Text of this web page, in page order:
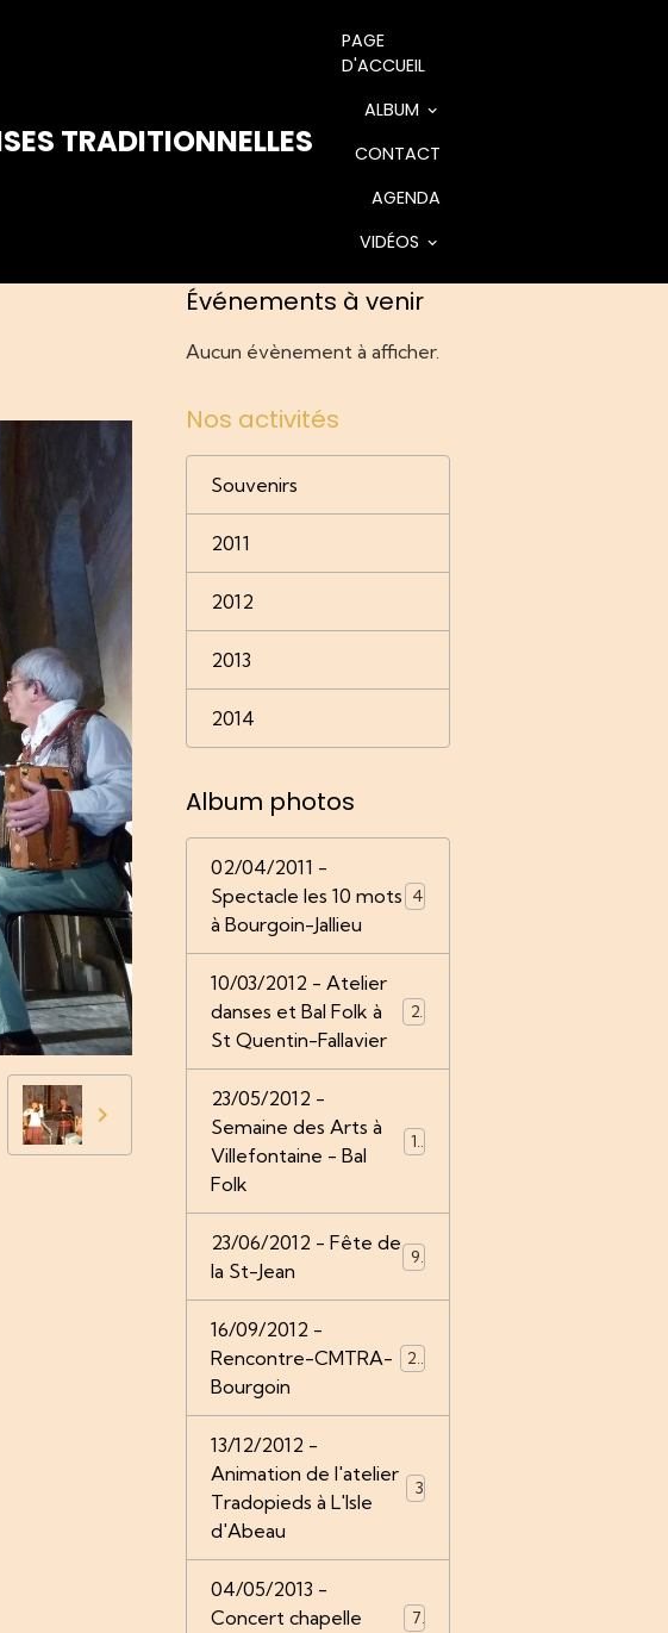
TRADITIONNELLES
PAGE
D'ACCUEIL
ALBUM
CONTACT
AGENDA
VIDÉOS
Événements à venir
Aucun évènement à afficher.
Nos activités
Souvenirs
2011
2012
2013
2014
Album photos
02/04/2011 -
Spectacle les 10 mots
à Bourgoin-Jallieu
10/03/2012 - Atelier
danses et Bal Folk à
St Quentin-Fallavier
22
23/05/2012 -
Semaine des Arts à
Villefontaine - Bal
Folk
12
23/06/2012 - Fête de
la St-Jean
9
16/09/2012 -
Rencontre-CMTRA-
Bourgoin
26
13/12/2012 -
Animation de l'atelier
Tradopieds à L'Isle
d'Abeau
04/05/2013 -
Concert chapelle
7